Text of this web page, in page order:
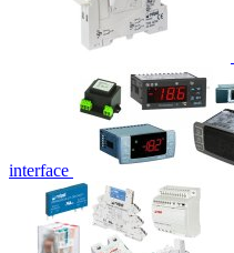
interface